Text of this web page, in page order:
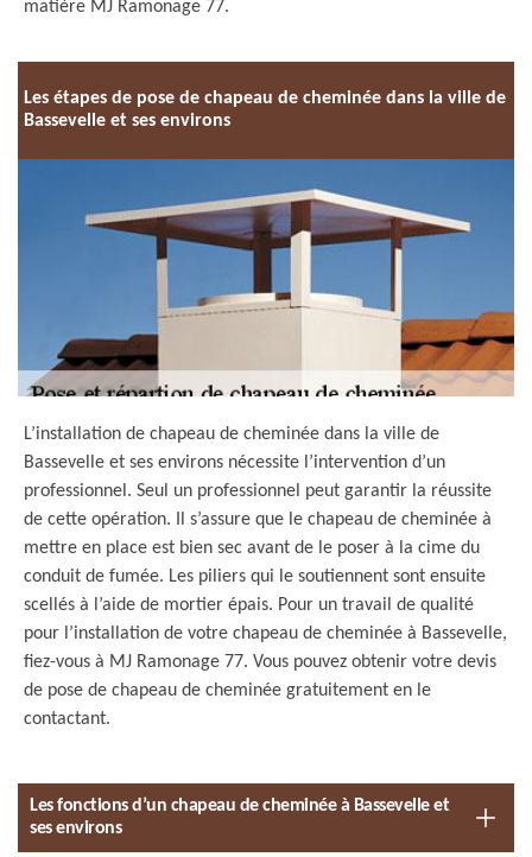
matière MJ Ramonage 77.
Les étapes de pose de chapeau de cheminée dans la ville de
Bassevelle et ses environs
L’installation de chapeau de cheminée dans la ville de
Bassevelle et ses environs nécessite l’intervention d’un
professionnel. Seul un professionnel peut garantir la réussite
de cette opération. Il s’assure que le chapeau de cheminée à
mettre en place est bien sec avant de le poser à la cime du
conduit de fumée. Les piliers qui le soutiennent sont ensuite
scellés à l’aide de mortier épais. Pour un travail de qualité
pour l’installation de votre chapeau de cheminée à Bassevelle,
fiez-vous à MJ Ramonage 77. Vous pouvez obtenir votre devis
de pose de chapeau de cheminée gratuitement en le
contactant.
Les fonctions d’un chapeau de cheminée à Bassevelle et
ses environs